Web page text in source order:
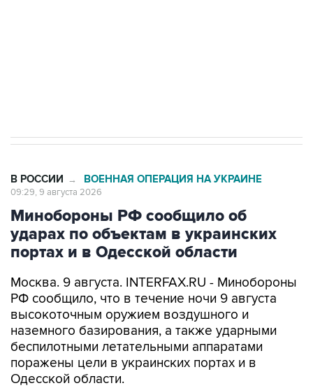
В РОССИИ → ВОЕННАЯ ОПЕРАЦИЯ НА УКРАИНЕ
09:29, 9 августа 2026
Минобороны РФ сообщило об
ударах по объектам в украинских
портах и в Одесской области
Москва. 9 августа. INTERFAX.RU - Минобороны
РФ сообщило, что в течение ночи 9 августа
высокоточным оружием воздушного и
наземного базирования, а также ударными
беспилотными летательными аппаратами
поражены цели в украинских портах и в
Одесской области.